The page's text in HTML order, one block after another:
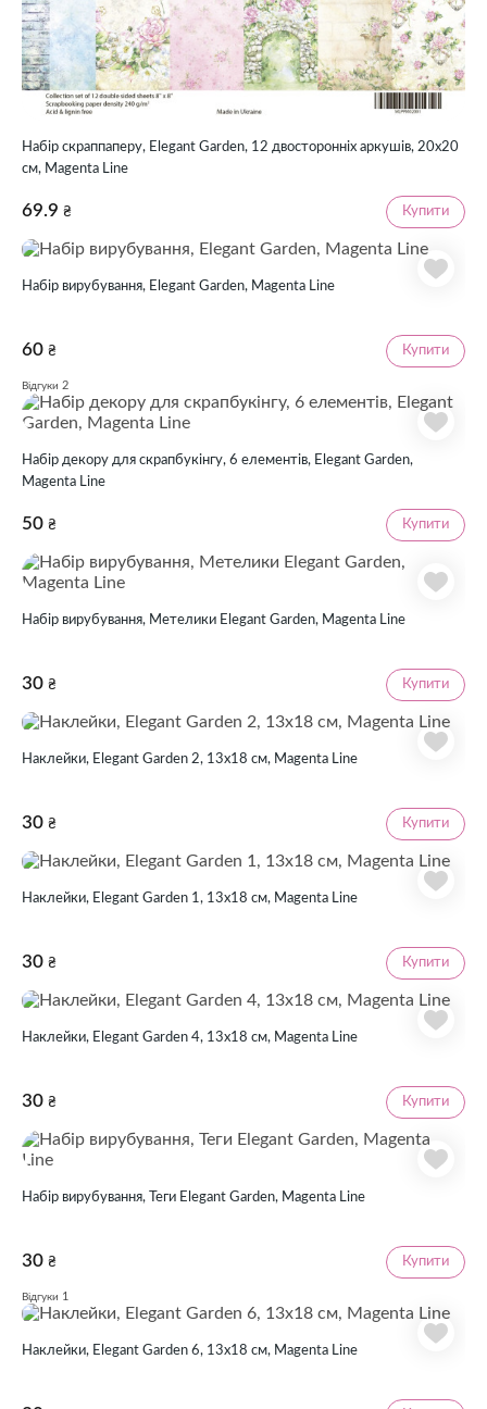
Набір скраппаперу, Elegant Garden, 12 двосторонніх аркушів, 20х20
см, Magenta Line
69.9 ₴ Купити
Набір вирубування, Elegant Garden, Magenta Line
60 ₴ Купити
Відгуки 2
Набір декору для скрапбукінгу, 6 елементів, Elegant Garden,
Magenta Line
50 ₴ Купити
Набір вирубування, Метелики Elegant Garden, Magenta Line
30 ₴ Купити
Наклейки, Elegant Garden 2, 13х18 см, Magenta Line
30 ₴ Купити
Наклейки, Elegant Garden 1, 13х18 см, Magenta Line
30 ₴ Купити
Наклейки, Elegant Garden 4, 13х18 см, Magenta Line
30 ₴ Купити
Набір вирубування, Теги Elegant Garden, Magenta Line
30 ₴ Купити
Відгуки 1
Наклейки, Elegant Garden 6, 13х18 см, Magenta Line